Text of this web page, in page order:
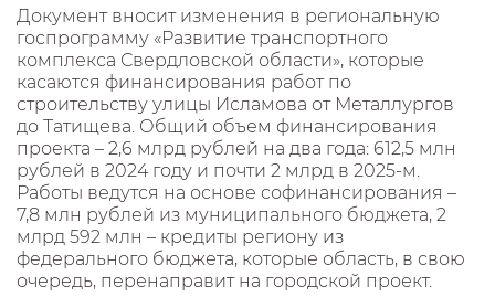
Документ вносит изменения в региональную
госпрограмму «Развитие транспортного
комплекса Свердловской области», которые
касаются финансирования работ по
строительству улицы Исламова от Металлургов
до Татищева. Общий объем финансирования
проекта – 2,6 млрд рублей на два года: 612,5 млн
рублей в 2024 году и почти 2 млрд в 2025-м.
Работы ведутся на основе софинансирования –
7,8 млн рублей из муниципального бюджета, 2
млрд 592 млн – кредиты региону из
федерального бюджета, которые область, в свою
очередь, перенаправит на городской проект.